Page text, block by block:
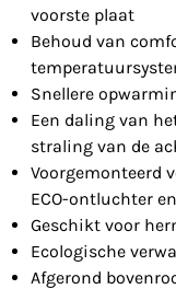
voorste plaat
Behoud van
Snellere
Een daling van
straling van de
Voorgemonteerd
ECO-ontluchter
Geschikt voor
Ecologische
Afgerond